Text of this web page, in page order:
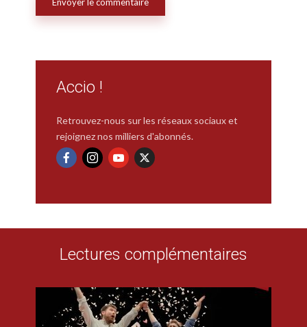
Accio !
Retrouvez-nous sur les réseaux sociaux et
rejoignez nos milliers d'abonnés.
Lectures complémentaires